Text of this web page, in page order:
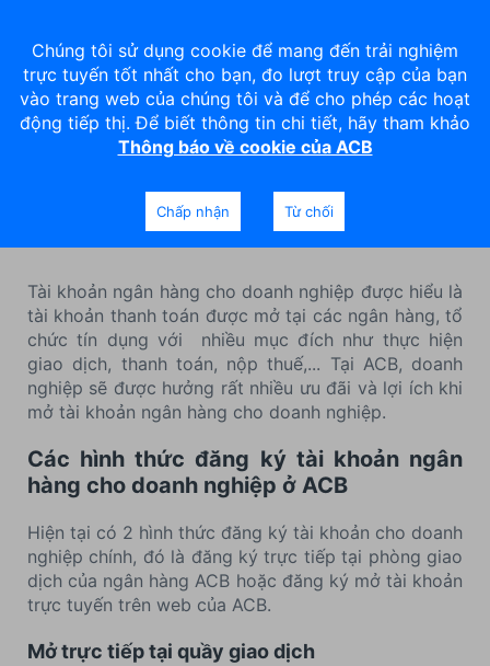
Có bao nhiêu cách đăng ký
tài khoản doanh nghiệp?
Tài khoản ngân hàng cho doanh nghiệp được hiểu là
tài khoản thanh toán được mở tại các ngân hàng, tổ
chức tín dụng với nhiều mục đích như thực hiện
giao dịch, thanh toán, nộp thuế,... Tại ACB, doanh
nghiệp sẽ được hưởng rất nhiều ưu đãi và lợi ích khi
mở tài khoản ngân hàng cho doanh nghiệp.
Các hình thức đăng ký tài khoản ngân
hàng cho doanh nghiệp ở ACB
Hiện tại có 2 hình thức đăng ký tài khoản cho doanh
nghiệp chính, đó là đăng ký trực tiếp tại phòng giao
dịch của ngân hàng ACB hoặc đăng ký mở tài khoản
trực tuyến trên web của ACB.
Mở trực tiếp tại quầy giao dịch
Chúng tôi sử dụng cookie để mang đến trải nghiệm
trực tuyến tốt nhất cho bạn, đo lượt truy cập của bạn
vào trang web của chúng tôi và để cho phép các hoạt
động tiếp thị. Để biết thông tin chi tiết, hãy tham khảo
Thông báo về cookie của ACB
Chấp nhận Từ chối